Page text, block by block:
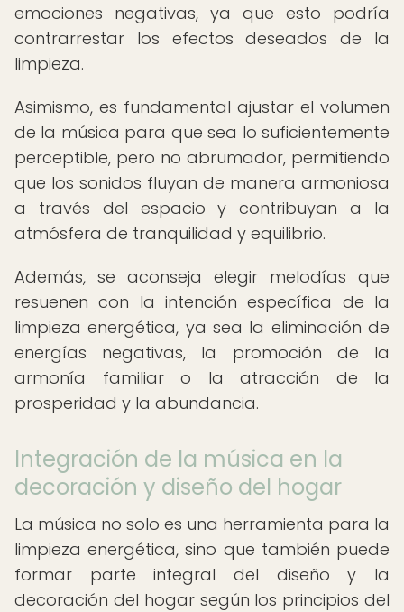
emociones negativas, ya que esto podría
contrarrestar los efectos deseados de la
limpieza.
Asimismo, es fundamental ajustar el volumen
de la música para que sea lo suficientemente
perceptible, pero no abrumador, permitiendo
que los sonidos fluyan de manera armoniosa
a través del espacio y contribuyan a la
atmósfera de tranquilidad y equilibrio.
Además, se aconseja elegir melodías que
resuenen con la intención específica de la
limpieza energética, ya sea la eliminación de
energías negativas, la promoción de la
armonía familiar o la atracción de la
prosperidad y la abundancia.
Integración de la música en la
decoración y diseño del hogar
La música no solo es una herramienta para la
limpieza energética, sino que también puede
formar parte integral del diseño y la
decoración del hogar según los principios del